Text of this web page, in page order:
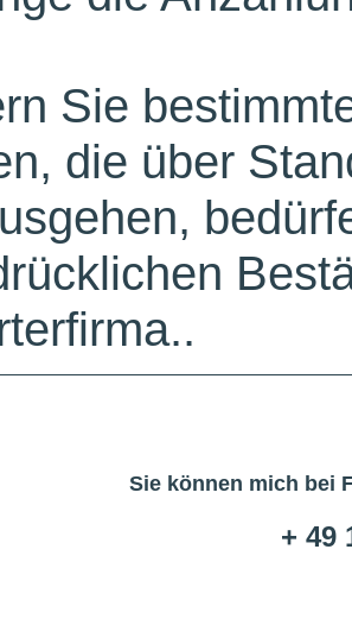
Sie
die über
Sie können mich bei
+ 49